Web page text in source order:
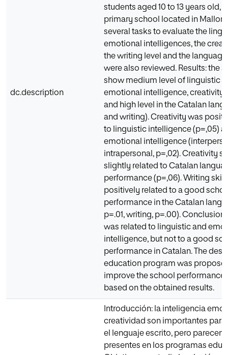
dc.description
students aged 10 to 13 years old,
primary school located in
several tasks to evaluate the
emotional intelligences, the
the writing level and the
were also reviewed. Results: the
show medium level of linguistic
emotional intelligence, creativity
and high level in the Catalan
and writing). Creativity was
to linguistic intelligence (p=,05)
emotional intelligence
intrapersonal, p=,02). Creativity
slightly related to Catalan
performance (p=,06). Writing
positively related to a good
performance in the Catalan
p=.01, writing, p=.00).
was related to linguistic and
intelligence, but not to a good
performance in Catalan. The
education program was
improve the school performance
based on the obtained results.
Introducción: la inteligencia
creatividad son importantes para
el lenguaje escrito, pero parecen
presentes en los programas